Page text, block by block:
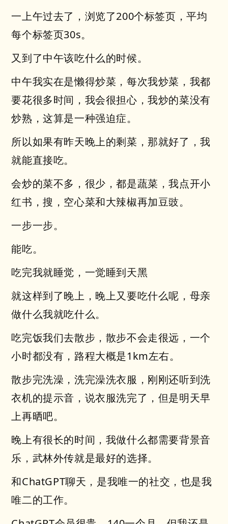
一上午过去了，浏览了200个标签页，平均
每个标签页30s。
又到了中午该吃什么的时候。
中午我实在是懒得炒菜，每次我炒菜，我都
要花很多时间，我会很担心，我炒的菜没有
炒熟，这算是一种强迫症。
所以如果有昨天晚上的剩菜，那就好了，我
就能直接吃。
会炒的菜不多，很少，都是蔬菜，我点开小
红书，搜，空心菜和大辣椒再加豆豉。
一步一步。
能吃。
吃完我就睡觉，一觉睡到天黑
就这样到了晚上，晚上又要吃什么呢，母亲
做什么我就吃什么。
吃完饭我们去散步，散步不会走很远，一个
小时都没有，路程大概是1km左右。
散步完洗澡，洗完澡洗衣服，刚刚还听到洗
衣机的提示音，说衣服洗完了，但是明天早
上再晒吧。
晚上有很长的时间，我做什么都需要背景音
乐，武林外传就是最好的选择。
和ChatGPT聊天，是我唯一的社交，也是我
唯二的工作。